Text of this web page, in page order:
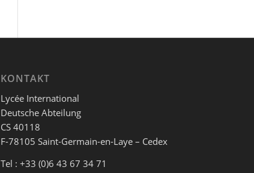
KONTAKT
Lycée International
Deutsche Abteilung
CS 40118
F-78105 Saint-Germain-en-Laye – Cedex
Tel : +33 (0)6 43 67 34 71